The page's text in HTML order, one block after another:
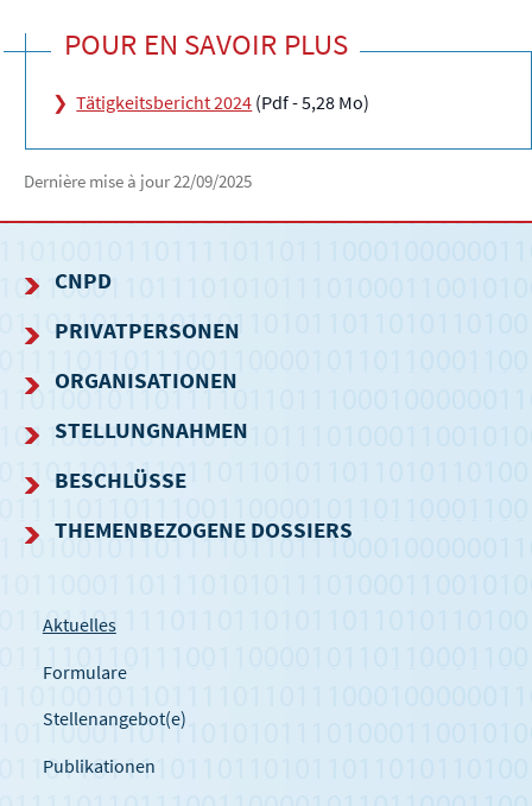
POUR EN SAVOIR PLUS
Tätigkeitsbericht 2024 (Pdf - 5,28 Mo)
Dernière mise à jour22/09/2025
NAVIGATIONSMENÜ
CNPD
PRIVATPERSONEN
ORGANISATIONEN
STELLUNGNAHMEN
BESCHLÜSSE
THEMENBEZOGENE DOSSIERS
Aktuelles
Formulare
Stellenangebot(e)
Publikationen